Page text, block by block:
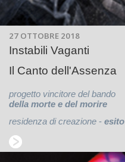
27 OTTOBRE 2018
Instabili Vaganti
Il Canto dell'Assenza
progetto vincitore del bando
della morte e del morire
residenza di creazione - esito